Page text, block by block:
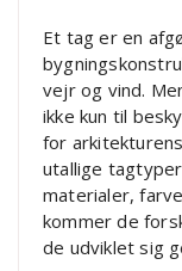
Et tag er en
vejr og vind.
ikke kun til
for
utallige
materialer,
kommer de
de udviklet sig